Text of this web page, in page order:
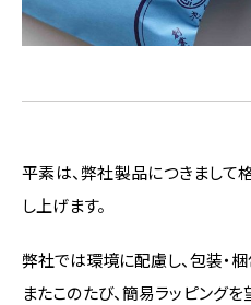
平素は、弊社製品につきまして
し上げます。
弊社では環境に配慮し、包装・
またこのたび、簡易ラッピング